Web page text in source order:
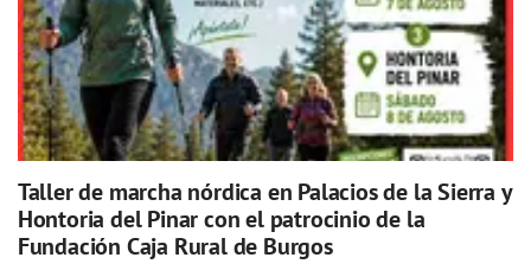
Taller de marcha nórdica en Palacios de la Sierra y
Hontoria del Pinar con el patrocinio de la
Fundación Caja Rural de Burgos